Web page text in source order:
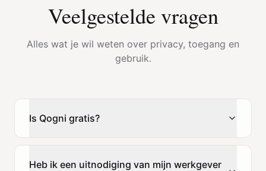
Veelgestelde vragen
Alles wat je wil weten over privacy, toegang en
gebruik.
Is Qogni gratis?
Heb ik een uitnodiging van mijn werkgever